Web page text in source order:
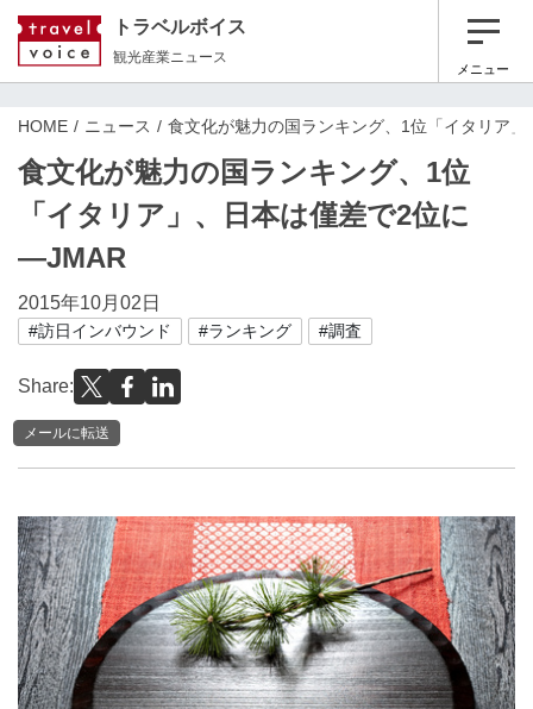
トラベルボイス
観光産業ニュース
メニュー
HOME ニュース 食文化が魅力の国ランキング、1位「イタリア
食文化が魅力の国ランキング、1位
「イタリア」、日本は僅差で2位に
―JMAR
2015年10月02日
#訪日インバウンド #ランキング #調査
Share:
メールに転送